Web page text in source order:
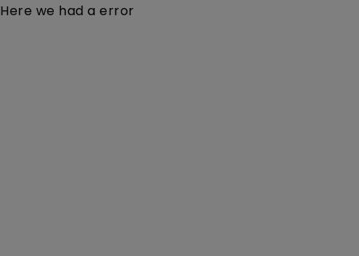
Here we had a error